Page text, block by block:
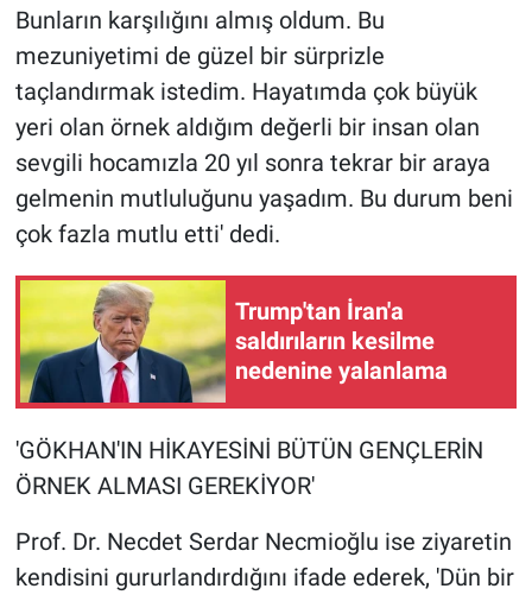
Bunların karşılığını almış oldum. Bu
mezuniyetimi de güzel bir sürprizle
taçlandırmak istedim. Hayatımda çok büyük
yeri olan örnek aldığım değerli bir insan olan
sevgili hocamızla 20 yıl sonra tekrar bir araya
gelmenin mutluluğunu yaşadım. Bu durum beni
çok fazla mutlu etti' dedi.
Trump'tan İran'a
saldırıların kesilme
nedenine yalanlama
'GÖKHAN'IN HİKAYESİNİ BÜTÜN GENÇLERİN
ÖRNEK ALMASI GEREKİYOR'
Prof. Dr. Necdet Serdar Necmioğlu ise ziyaretin
kendisini gururlandırdığını ifade ederek, 'Dün bir